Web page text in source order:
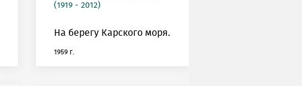
(1919 - 2012)
На берегу Карского моря.
1959 г.